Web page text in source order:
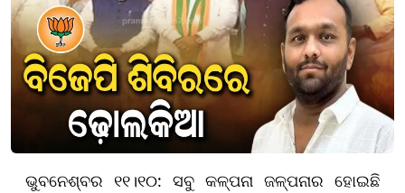
ଭୁବନେଶ୍ବର ୧୧।୧୦: ସବୁ କଳ୍ପନା ଜଳ୍ପନାର ହୋଇଛି